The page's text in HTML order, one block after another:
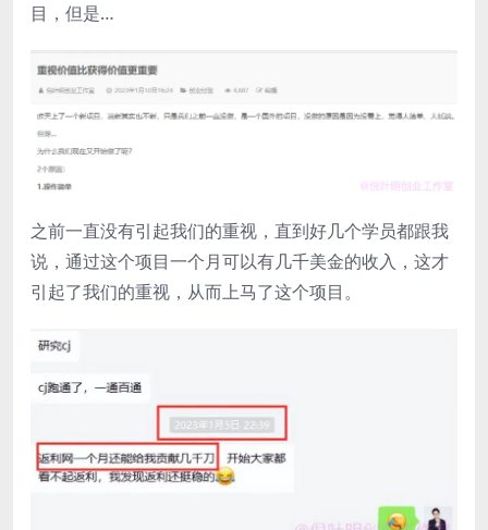
目，但是…
之前一直没有引起我们的重视，直到好几个学员都跟我
说，通过这个项目一个月可以有几千美金的收入，这才
引起了我们的重视，从而上马了这个项目。